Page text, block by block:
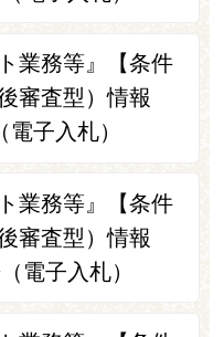
業務等』【条件
審査型）情報
子入札）
業務等』【条件
審査型）情報
電子入札）